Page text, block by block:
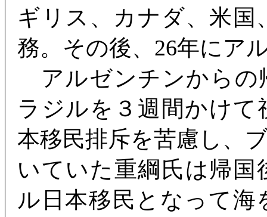
ギリス、カナダ、米
務。その後、26年にア
アルゼンチンからの
ラジルを３週間かけ
本移民排斥を苦慮し、
いていた重綱氏は帰
ル日本移民となって海